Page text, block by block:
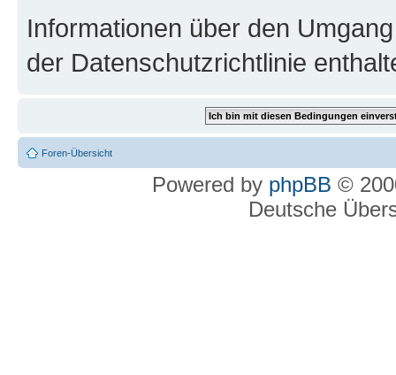
Informationen über den
der Datenschutzrichtlinie
Foren-Übersicht
Powered by phpBB ©
Deutsche